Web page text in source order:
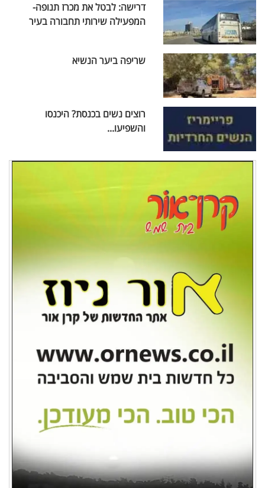
דרישה: לבטל את מכרז תנופה-
המפעילה שירותי תחבורה בעיר
שריפה ביער הנשיא
רוצים נשים בכנסת? היכנסו
והשפיעו...